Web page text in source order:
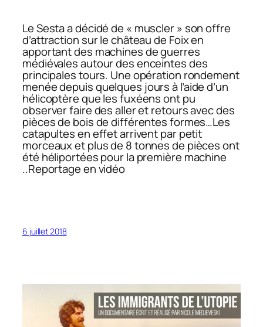
Le Sesta a décidé de « muscler » son offre
d’attraction sur le château de Foix en
apportant des machines de guerres
médiévales autour des enceintes des
principales tours. Une opération rondement
menée depuis quelques jours à l’aide d’un
hélicoptère que les fuxéens ont pu
observer faire des aller et retours avec des
pièces de bois de différentes formes…Les
catapultes en effet arrivent par petit
morceaux et plus de 8 tonnes de pièces ont
été héliportées pour la première machine
..Reportage en vidéo
6 juillet 2018